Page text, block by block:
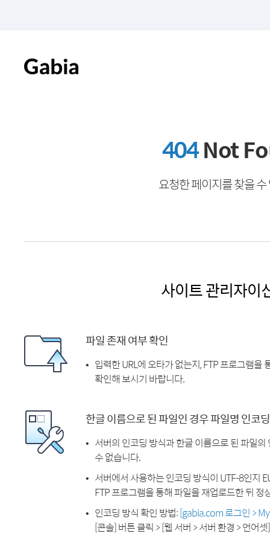
404Not
요청한 페이지를 찾을
사이트 관리자이
파일 존재 여부 확인
입력한 URL에 오타가 없는지, FTP 프로그램
확인해 보시기 바랍니다.
한글 이름으로 된 파일인 경우 파일명 인코
서버의 인코딩 방식과 한글 이름으로 된 파일
수 없습니다.
서버에서 사용하는 인코딩 방식이 UTF-8인지
FTP 프로그램을 통해 파일을 재업로드한 뒤
인코딩 방식 확인 방법:[gabia.com 로그인 >
[콘솔] 버튼 클릭 > [웹 서버 > 서버 환경 > 언어